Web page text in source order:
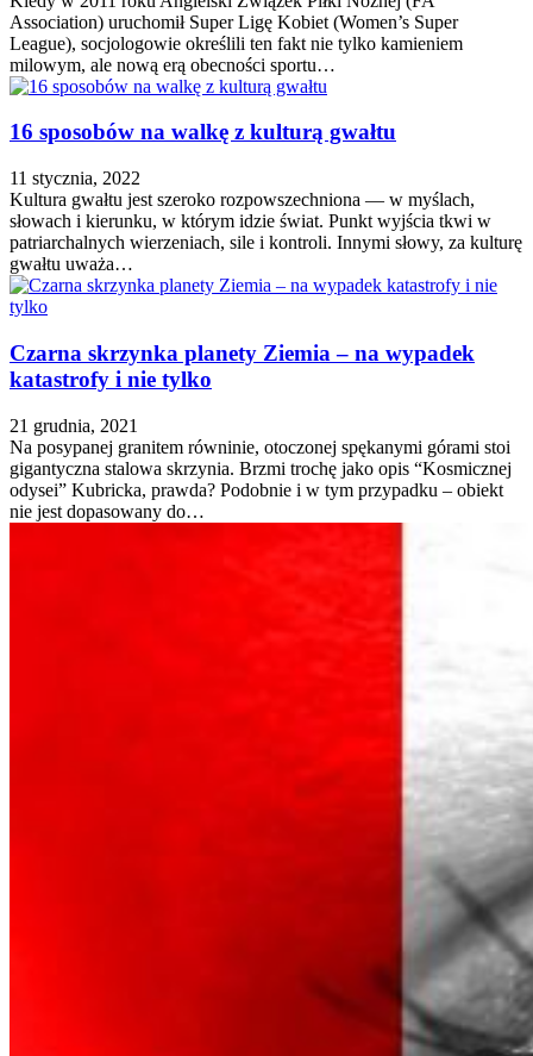
Association) uruchomił Super Ligę Kobiet (Women’s Super
League), socjologowie określili ten fakt nie tylko kamieniem
milowym, ale nową erą obecności sportu…
16 sposobów na walkę z kulturą gwałtu
11 stycznia, 2022
Kultura gwałtu jest szeroko rozpowszechniona — w myślach,
słowach i kierunku, w którym idzie świat. Punkt wyjścia tkwi w
patriarchalnych wierzeniach, sile i kontroli. Innymi słowy, za kulturę
gwałtu uważa…
Czarna skrzynka planety Ziemia – na wypadek
katastrofy i nie tylko
21 grudnia, 2021
Na posypanej granitem równinie, otoczonej spękanymi górami stoi
gigantyczna stalowa skrzynia. Brzmi trochę jako opis “Kosmicznej
odysei” Kubricka, prawda? Podobnie i w tym przypadku – obiekt
nie jest dopasowany do…